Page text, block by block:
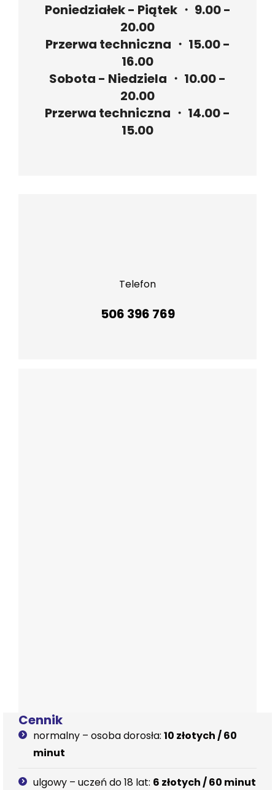
Poniedziałek - Piątek ・ 9.00 -
20.00
Przerwa techniczna ・ 15.00 -
16.00
Sobota - Niedziela ・ 10.00 -
20.00
Przerwa techniczna ・ 14.00 -
15.00
Telefon
506 396 769
Cennik
normalny – osoba dorosła: 10 złotych / 60
minut
ulgowy – uczeń do 18 lat: 6 złotych / 60 minut